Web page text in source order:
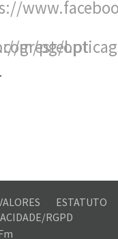
ESTATUTO
RGPD